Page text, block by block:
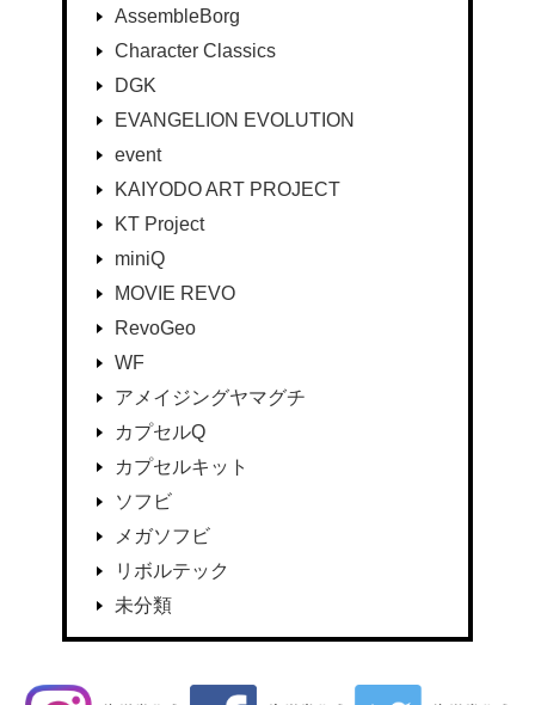
AssembleBorg
Character Classics
DGK
EVANGELION EVOLUTION
event
KAIYODO ART PROJECT
KT Project
miniQ
MOVIE REVO
RevoGeo
WF
アメイジングヤマグチ
カプセルQ
カプセルキット
ソフビ
メガソフビ
リボルテック
未分類